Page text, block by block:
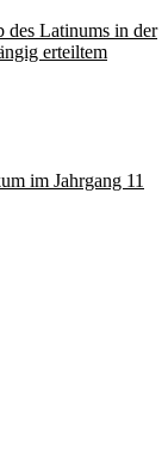
des Latinums in der
erteiltem
im Jahrgang 11